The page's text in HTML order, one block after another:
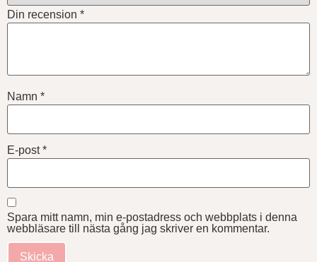
Din recension *
Namn *
E-post*
Spara mitt namn, min e-postadress och webbplats i denna
webbläsare till nästa gång jag skriver en kommentar.